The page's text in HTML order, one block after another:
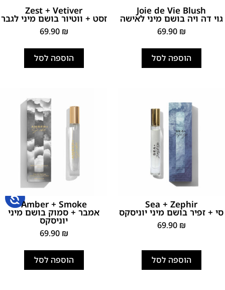
Joie de Vie Blush
גוי דה ויה בושם מיני לאישה
69.90 ₪
הוספה לסל
Zest + Vetiver
זסט + ווטיור בושם מיני לגבר
69.90 ₪
הוספה לסל
Sea + Zephir
סי + זפיר בושם מיני יוניסקס
69.90 ₪
הוספה לסל
Amber + Smoke
אמבר + סמוק בושם מיני
יוניסקס
69.90 ₪
הוספה לסל